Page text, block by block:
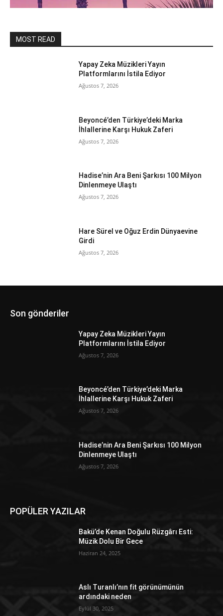
MOST READ
Yapay Zeka Müzikleri Yayın
Platformlarını İstila Ediyor
Ağustos 7, 2026
Beyoncé’den Türkiye’deki Marka
İhlallerine Karşı Hukuk Zaferi
Ağustos 7, 2026
Hadise’nin Ara Beni Şarkısı 100 Milyon
Dinlenmeye Ulaştı
Ağustos 7, 2026
Hare Sürel ve Oğuz Erdin Dünyaevine
Girdi
Ağustos 7, 2026
Son gönderiler
Yapay Zeka Müzikleri Yayın
Platformlarını İstila Ediyor
Ağustos 7, 2026
Beyoncé’den Türkiye’deki Marka
İhlallerine Karşı Hukuk Zaferi
Ağustos 7, 2026
Hadise’nin Ara Beni Şarkısı 100 Milyon
Dinlenmeye Ulaştı
Ağustos 7, 2026
POPÜLER YAZILAR
Bakü’de Kenan Doğulu Rüzgârı Esti:
Müzik Dolu Bir Gece
Haziran 24, 2025
Aslı Turanlı’nın fit görünümünün
ardındaki neden
Eylül 30, 2025